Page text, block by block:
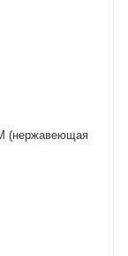
(нержавеющая